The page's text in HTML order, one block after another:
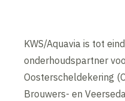
KWS/Aquavia is tot
onderhoudspartner
Oosterscheldekering
Brouwers- en